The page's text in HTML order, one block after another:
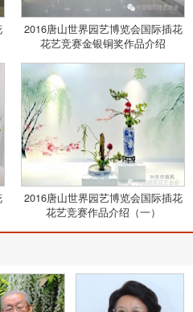
2016唐山世界园艺博览会国际插花
花艺竞赛金银铜奖作品介绍
2016唐山世界园艺博览会国际插花
花艺竞赛作品介绍（一）